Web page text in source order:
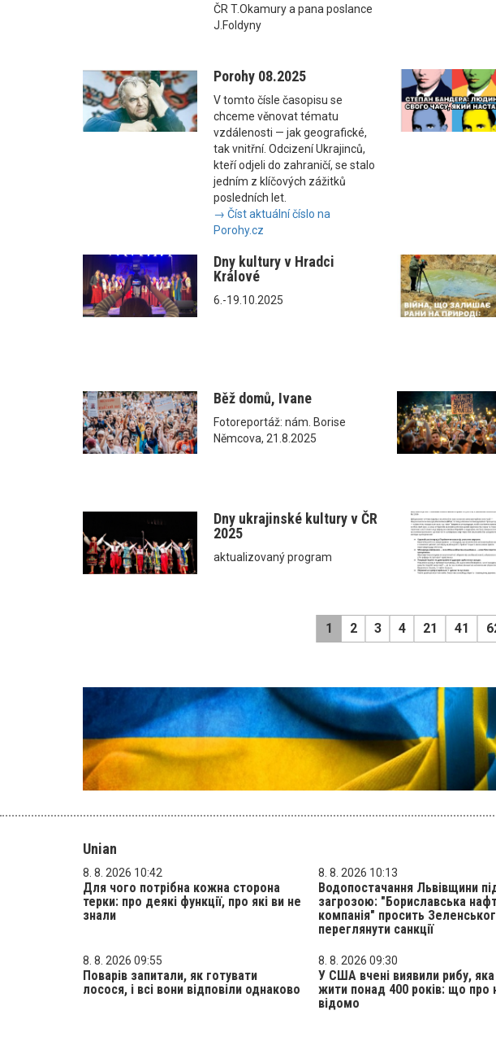
ČR T.Okamury a pana poslance
J.Foldyny
Porohy 08.2025
V tomto čísle časopisu se
chceme věnovat tématu
vzdálenosti — jak geografické,
tak vnitřní. Odcizení Ukrajinců,
kteří odjeli do zahraničí, se stalo
jedním z klíčových zážitků
posledních let.
→ Číst aktuální číslo na
Porohy.cz
Dny kultury v Hradci
Králové
6.-19.10.2025
Běž domů, Ivane
Fotoreportáž: nám. Borise
Němcova, 21.8.2025
Dny ukrajinské kultury v ČR
2025
aktualizovaný program
1 2 3 4 21 41
Unian
8. 8. 2026 10:42
Для чого потрібна кожна сторона
терки: про деякі функції, про які ви не
знали
8. 8. 2026 10:13
Водопостачання Львівщини
загрозою: "Бориславська
компанія" просить
переглянути санкції
8. 8. 2026 09:55
Поварів запитали, як готувати
лосося, і всі вони відповіли однаково
8. 8. 2026 09:30
У США вчені виявили рибу,
жити понад 400 років: що про
відомо